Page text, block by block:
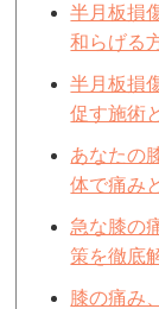
半月板損
和らげる
半月板損
促す施術
あなたの
体で痛み
急な膝の
策を徹底
膝の痛み